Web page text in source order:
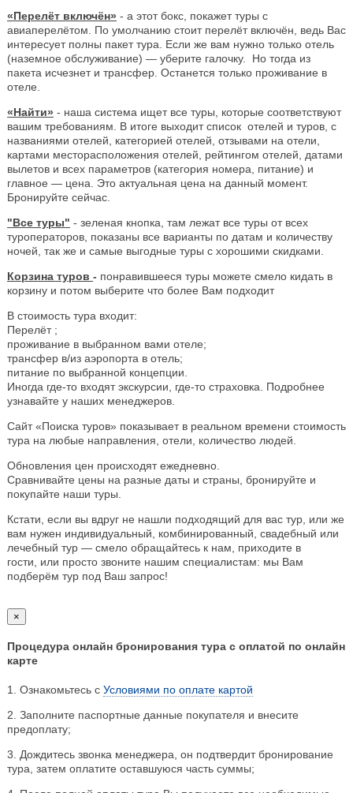
«Перелёт включён» - а этот бокс, покажет туры с
авиаперелётом. По умолчанию стоит перелёт включён, ведь Вас
интересует полны пакет тура. Если же вам нужно только отель
(наземное обслуживание) — уберите галочку. Но тогда из
пакета исчезнет и трансфер. Останется только проживание в
отеле.
«Найти» - наша система ищет все туры, которые соответствуют
вашим требованиям. В итоге выходит список отелей и туров, с
названиями отелей, категорией отелей, отзывами на отели,
картами месторасположения отелей, рейтингом отелей, датами
вылетов и всех параметров (категория номера, питание) и
главное — цена. Это актуальная цена на данный момент.
Бронируйте сейчас.
"Все туры" - зеленая кнопка, там лежат все туры от всех
туроператоров, показаны все варианты по датам и количеству
ночей, так же и самые выгодные туры с хорошими скидками.
Корзина туров - понравившееся туры можете смело кидать в
корзину и потом выберите что более Вам подходит
В стоимость тура входит:
Перелёт ;
проживание в выбранном вами отеле;
трансфер в/из аэропорта в отель;
питание по выбранной концепции.
Иногда где-то входят экскурсии, где-то страховка. Подробнее
узнавайте у наших менеджеров.
Сайт «Поиска туров» показывает в реальном времени стоимость
тура на любые направления, отели, количество людей.
Обновления цен происходят ежедневно.
Сравнивайте цены на разные даты и страны, бронируйте и
покупайте наши туры.
Кстати, если вы вдруг не нашли подходящий для вас тур, или же
вам нужен индивидуальный, комбинированный, свадебный или
лечебный тур — смело обращайтесь к нам, приходите в
гости, или просто звоните нашим специалистам: мы Вам
подберём тур под Ваш запрос!
×
Процедура онлайн бронирования тура с оплатой по онлайн
карте
1. Ознакомьтесь с Условиями по оплате картой
2. Заполните паспортные данные покупателя и внесите
предоплату;
3. Дождитесь звонка менеджера, он подтвердит бронирование
тура, затем оплатите оставшуюся часть суммы;